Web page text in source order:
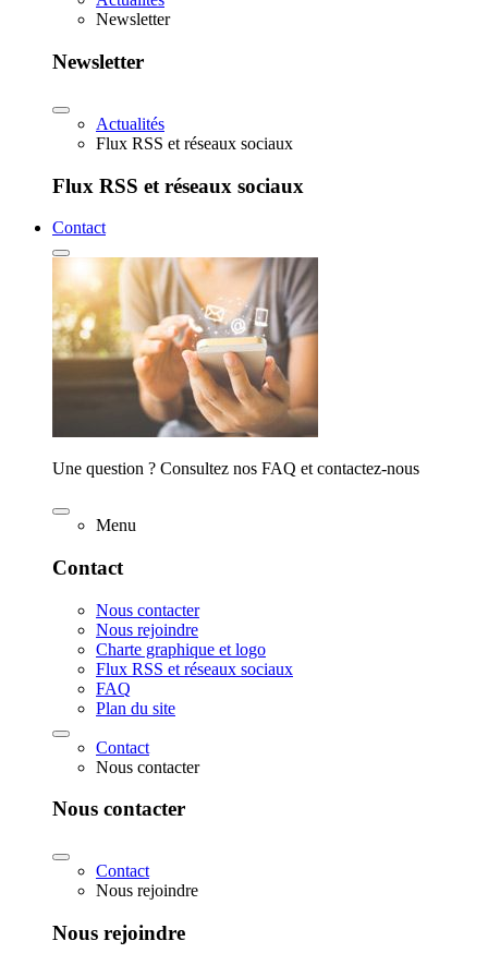
Newsletter
Newsletter
Actualités
Flux RSS et réseaux sociaux
Flux RSS et réseaux sociaux
Contact
Une question ? Consultez nos FAQ et contactez-nous
Menu
Contact
Nous contacter
Nous rejoindre
Charte graphique et logo
Flux RSS et réseaux sociaux
FAQ
Plan du site
Contact
Nous contacter
Nous contacter
Contact
Nous rejoindre
Nous rejoindre